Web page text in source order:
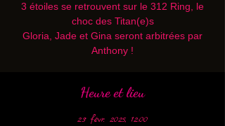
3 étoiles se retrouvent sur le 312 Ring, le
choc des Titan(e)s
Gloria, Jade et Gina seront arbitrées par
Anthony !
Heure et lieu
23 févr. 2025, 12:00